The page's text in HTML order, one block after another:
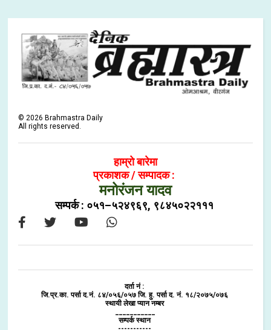
©2026 Brahmastra Daily
All rights reserved.
हाम्रो बारेमा
प्रकाशक / सम्पादक :
मनोरंजन यादव
सम्पर्क : ०५१–५२४९६९, ९८४५०२२१११
दर्ता नं :
जि.प्र.का. पर्सा द.नं. ८४/०५६/०५७ जि. हु. पर्सा द. नं. १८/२०७५/०७६
स्थायी लेखा प्यान नम्बर
___________
सम्पर्क स्थान